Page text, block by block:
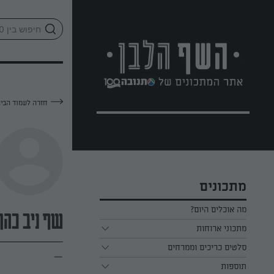
מתכונים
מה אוכלים היום?
מתכוני ארוחות
ארוחת בוקר
ארוחת צהריים
סלטים כריכים וממרחים
כל הסלטים כריכים וממרחים
תוספות
חזרה לעמוד
שף ניב
—